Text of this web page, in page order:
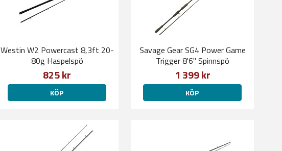
Westin W2 Powercast 8,3ft 20-
80g Haspelspö
825 kr
KÖP
Savage Gear SG4 Power Game
Trigger 8'6'' Spinnspö
1 399 kr
KÖP